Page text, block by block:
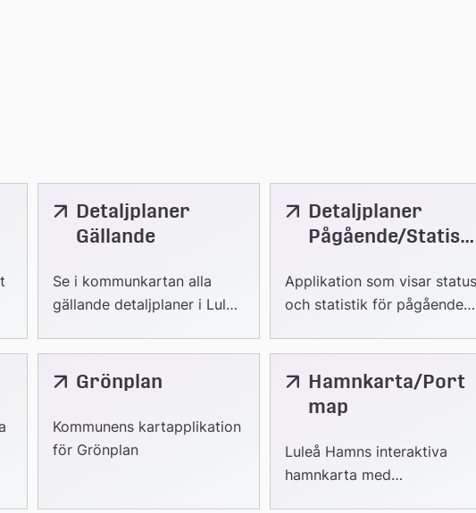
Länk
webbplats
Detaljplaner
Gällande
Se i kommunkartan alla
gällande detaljplaner i Luleå
Länk
extern
webbplats
Grönplan
Kommunens kartapplikation
för Grönplan
Länk
webbplats
Detaljplaner
Pågående/Statisti
Applikation som visar status
och statistik för pågående
Länk
webbplats
Hamnkarta/Port
map
Luleå Hamns interaktiva
hamnkarta med